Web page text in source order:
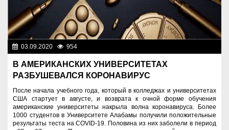
03.09.2020 954
В АМЕРИКАНСКИХ УНИВЕРСИТЕТАХ
РАЗБУШЕВАЛСЯ КОРОНАВИРУС
После начала учебного года, который в колледжах и университетах
США стартует в августе, и возврата к очной форме обучения
американские университеты накрыла волна коронавируса. Более
1000 студентов в Университете Алабамы получили положительные
результаты теста на COVID-19. Половина из них заболели в период